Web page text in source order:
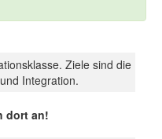
Ziele sind die
Integration.
dort an!